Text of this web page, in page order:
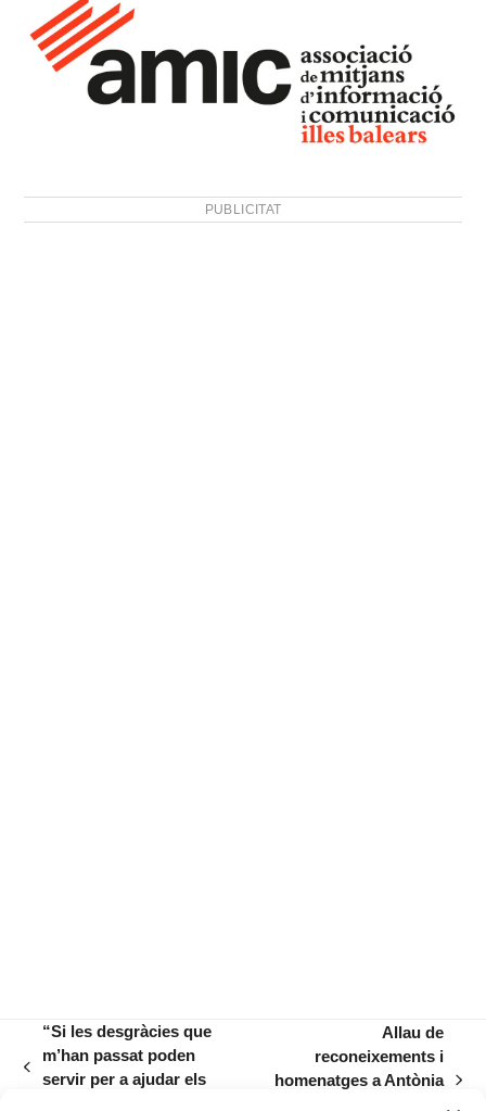
PUBLICITAT
previous
“Si les desgràcies que
m’han passat poden
servir per a ajudar els
next
Allau de
reconeixements i
homenatges a Antònia